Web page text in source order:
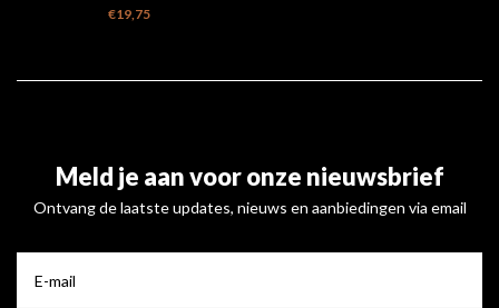
bench dog 1pcs
€19,75
Meld je aan voor onze nieuwsbrief
Ontvang de laatste updates, nieuws en aanbiedingen via email